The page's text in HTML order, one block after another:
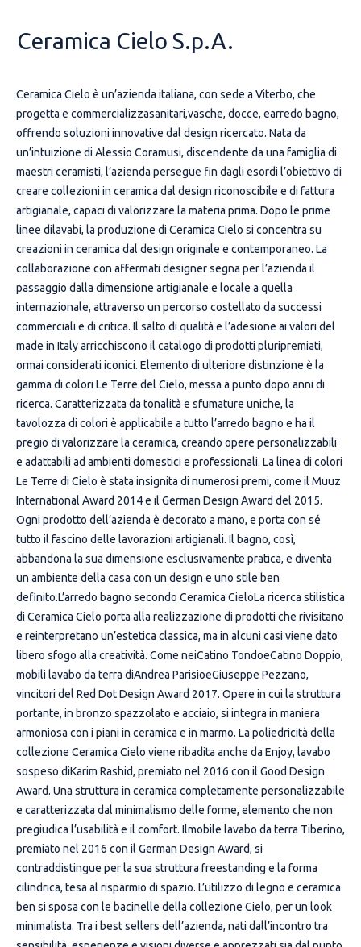
Ceramica Cielo S.p.A.
Ceramica Cielo è un’azienda italiana, con sede a Viterbo, che
progetta e commercializzasanitari,vasche, docce, earredo bagno,
offrendo soluzioni innovative dal design ricercato. Nata da
un’intuizione di Alessio Coramusi, discendente da una famiglia di
maestri ceramisti, l’azienda persegue fin dagli esordi l’obiettivo di
creare collezioni in ceramica dal design riconoscibile e di fattura
artigianale, capaci di valorizzare la materia prima. Dopo le prime
linee dilavabi, la produzione di Ceramica Cielo si concentra su
creazioni in ceramica dal design originale e contemporaneo. La
collaborazione con affermati designer segna per l’azienda il
passaggio dalla dimensione artigianale e locale a quella
internazionale, attraverso un percorso costellato da successi
commerciali e di critica. Il salto di qualità e l’adesione ai valori del
made in Italy arricchiscono il catalogo di prodotti pluripremiati,
ormai considerati iconici. Elemento di ulteriore distinzione è la
gamma di colori Le Terre del Cielo, messa a punto dopo anni di
ricerca. Caratterizzata da tonalità e sfumature uniche, la
tavolozza di colori è applicabile a tutto l’arredo bagno e ha il
pregio di valorizzare la ceramica, creando opere personalizzabili
e adattabili ad ambienti domestici e professionali. La linea di colori
Le Terre di Cielo è stata insignita di numerosi premi, come il Muuz
International Award 2014 e il German Design Award del 2015.
Ogni prodotto dell’azienda è decorato a mano, e porta con sé
tutto il fascino delle lavorazioni artigianali. Il bagno, così,
abbandona la sua dimensione esclusivamente pratica, e diventa
un ambiente della casa con un design e uno stile ben
definito.L’arredo bagno secondo Ceramica CieloLa ricerca stilistica
di Ceramica Cielo porta alla realizzazione di prodotti che rivisitano
e reinterpretano un’estetica classica, ma in alcuni casi viene dato
libero sfogo alla creatività. Come neiCatino TondoeCatino Doppio,
mobili lavabo da terra diAndrea ParisioeGiuseppe Pezzano,
vincitori del Red Dot Design Award 2017. Opere in cui la struttura
portante, in bronzo spazzolato e acciaio, si integra in maniera
armoniosa con i piani in ceramica e in marmo. La poliedricità della
collezione Ceramica Cielo viene ribadita anche da Enjoy, lavabo
sospeso diKarim Rashid, premiato nel 2016 con il Good Design
Award. Una struttura in ceramica completamente personalizzabile
e caratterizzata dal minimalismo delle forme, elemento che non
pregiudica l’usabilità e il comfort. Ilmobile lavabo da terra Tiberino,
premiato nel 2016 con il German Design Award, si
contraddistingue per la sua struttura freestanding e la forma
cilindrica, tesa al risparmio di spazio. L’utilizzo di legno e ceramica
ben si sposa con le bacinelle della collezione Cielo, per un look
minimalista. Tra i best sellers dell’azienda, nati dall’incontro tra